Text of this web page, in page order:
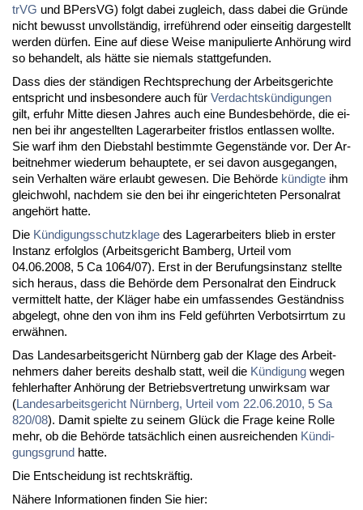
trVG und BPers­VG) folgt da­bei zu­gleich, dass da­bei die Grün­de
nicht be­wusst un­voll­stän­dig, ir­re­füh­rend oder ein­sei­tig dar­ge­stellt
wer­den dür­fen. Ei­ne auf die­se Wei­se ma­ni­pu­lier­te An­hö­rung wird
so be­han­delt, als hät­te sie nie­mals statt­ge­fun­den.
Dass dies der stän­di­gen Recht­spre­chung der Ar­beits­ge­rich­te
ent­spricht und ins­be­son­de­re auch für Ver­dachts­kün­di­gun­gen
gilt, er­fuhr Mit­te die­sen Jah­res auch ei­ne Bun­des­be­hör­de, die ei­
nen bei ihr an­ge­stell­ten La­ger­ar­bei­ter frist­los ent­las­sen woll­te.
Sie warf ihm den Dieb­stahl be­stimm­te Ge­gen­stän­de vor. Der Ar­
beit­neh­mer wie­der­um be­haup­te­te, er sei da­von aus­ge­gan­gen,
sein Ver­hal­ten wä­re er­laubt ge­we­sen. Die Be­hör­de kün­dig­te ihm
gleich­wohl, nach­dem sie den bei ihr ein­ge­rich­te­ten Per­so­nal­rat
an­ge­hört hat­te.
Die Kün­di­gungs­schutz­kla­ge des La­ger­ar­bei­ters blieb in ers­ter
In­stanz er­folg­los (Ar­beits­ge­richt Bam­berg, Ur­teil vom
04.06.2008, 5 Ca 1064/07). Erst in der Be­ru­fungs­in­stanz stell­te
sich her­aus, dass die Be­hör­de dem Per­so­nal­rat den Ein­druck
ver­mit­telt hat­te, der Klä­ger ha­be ein um­fas­sen­des Ge­ständ­niss
ab­ge­legt, oh­ne den von ihm ins Feld ge­führ­ten Ver­bots­irr­tum zu
er­wäh­nen.
Das Lan­des­ar­beits­ge­richt Nürn­berg gab der Kla­ge des Ar­beit­
neh­mers da­her be­reits des­halb statt, weil die Kün­di­gung we­gen
feh­ler­haf­ter An­hö­rung der Be­triebs­ver­tre­tung un­wirk­sam war
(Lan­des­ar­beits­ge­richt Nürn­berg, Ur­teil vom 22.06.2010, 5 Sa
820/08). Da­mit spiel­te zu sei­nem Glück die Fra­ge kei­ne Rol­le
mehr, ob die Be­hör­de tat­säch­lich ei­nen aus­rei­chen­den Kün­di­
gungs­grund hat­te.
Die Ent­schei­dung ist rechts­kräf­tig.
Nä­he­re In­for­ma­tio­nen fin­den Sie hier: